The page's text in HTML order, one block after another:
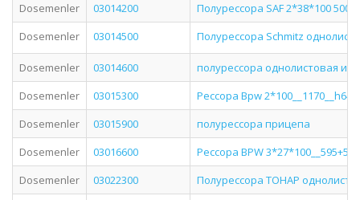
Dosemenler
03014200
Полурессора SAF 2*38*100
Dosemenler
03014500 Полурессора Schmitz
Dosemenler 03014600
полурессора однолистовая
Dosemenler
03015300
Рессора Bpw 2*100__1170__h64
Dosemenler
03015900
полурессора прицепа
Dosemenler
03016600
Рессора BPW
Dosemenler
03022300
Полурессора ТОНАР